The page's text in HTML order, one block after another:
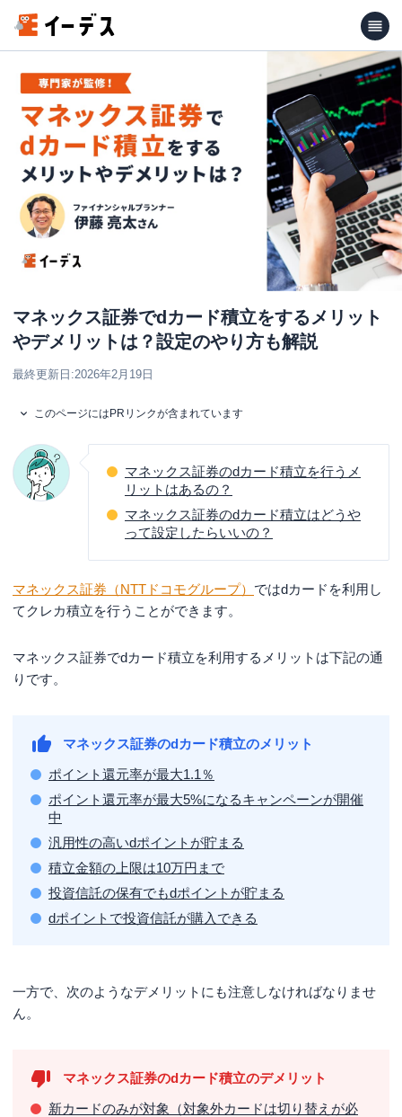
マネックス証券でdカード積立をするメリット
やデメリットは？設定のやり方も解説
最終更新日:2026年2月19日
このページにはPRリンクが含まれています
マネックス証券のdカード積立を行うメ
リットはあるの？
マネックス証券のdカード積立はどうや
って設定したらいいの？
マネックス証券（NTTドコモグループ） ではdカードを利用し
てクレカ積立を行うことができます。
マネックス証券でdカード積立を利用するメリットは下記の通
りです。
マネックス証券のdカード積立のメリット
ポイント還元率が最大1.1％
ポイント還元率が最大5%になるキャンペーンが開催
中
汎用性の高いdポイントが貯まる
積立金額の上限は10万円まで
投資信託の保有でもdポイントが貯まる
dポイントで投資信託が購入できる
一方で、次のようなデメリットにも注意しなければなりませ
ん。
マネックス証券のdカード積立のデメリット
新カードのみが対象（対象外カードは切り替えが必